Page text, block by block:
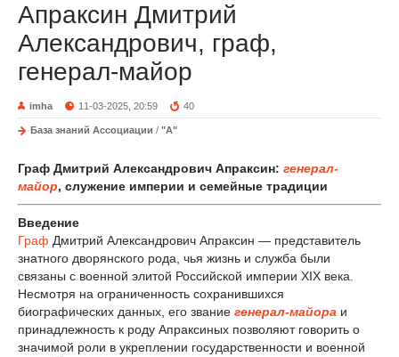
Апраксин Дмитрий
Александрович, граф,
генерал-майор
imha 11-03-2025, 20:59 40
База знаний Ассоциации / "А"
Граф Дмитрий Александрович Апраксин: генерал-
майор, служение империи и семейные традиции
Введение
Граф Дмитрий Александрович Апраксин — представитель
знатного дворянского рода, чья жизнь и служба были
связаны с военной элитой Российской империи XIX века.
Несмотря на ограниченность сохранившихся
биографических данных, его звание генерал-майора и
принадлежность к роду Апраксиных позволяют говорить о
значимой роли в укреплении государственности и военной